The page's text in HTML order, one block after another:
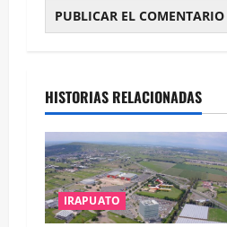
HISTORIAS RELACIONADAS
IRAPUATO